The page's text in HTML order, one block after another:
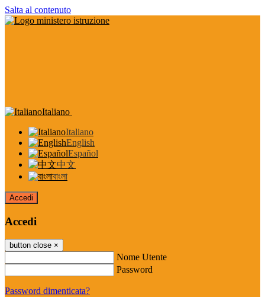
Salta al contenuto
Italiano
Italiano
English
Español
中文
বাংলা
Accedi
Accedi
button close ×
Nome Utente
Password
Password dimenticata?